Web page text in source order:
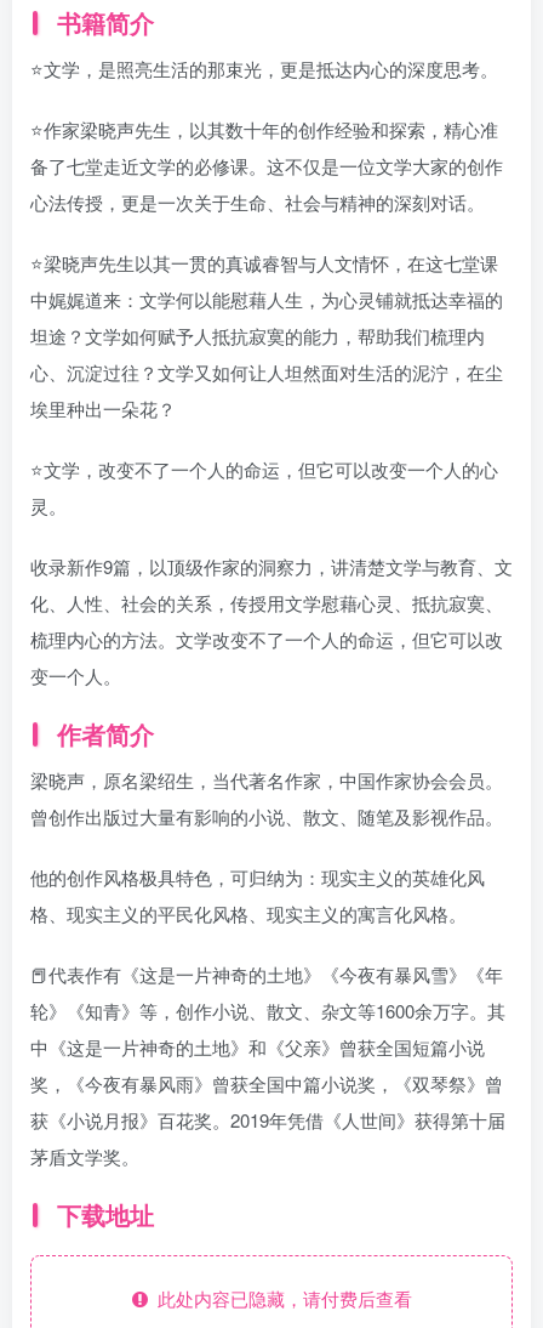
书籍简介
⭐文学，是照亮生活的那束光，更是抵达内心的深度思考。
⭐作家梁晓声先生，以其数十年的创作经验和探索，精心准
备了七堂走近文学的必修课。这不仅是一位文学大家的创作
心法传授，更是一次关于生命、社会与精神的深刻对话。
⭐梁晓声先生以其一贯的真诚睿智与人文情怀，在这七堂课
中娓娓道来：文学何以能慰藉人生，为心灵铺就抵达幸福的
坦途？文学如何赋予人抵抗寂寞的能力，帮助我们梳理内
心、沉淀过往？文学又如何让人坦然面对生活的泥泞，在尘
埃里种出一朵花？
⭐文学，改变不了一个人的命运，但它可以改变一个人的心
灵。
收录新作9篇，以顶级作家的洞察力，讲清楚文学与教育、文
化、人性、社会的关系，传授用文学慰藉心灵、抵抗寂寞、
梳理内心的方法。文学改变不了一个人的命运，但它可以改
变一个人。
作者简介
梁晓声，原名梁绍生，当代著名作家，中国作家协会会员。
曾创作出版过大量有影响的小说、散文、随笔及影视作品。
他的创作风格极具特色，可归纳为：现实主义的英雄化风
格、现实主义的平民化风格、现实主义的寓言化风格。
📕代表作有《这是一片神奇的土地》《今夜有暴风雪》《年
轮》《知青》等，创作小说、散文、杂文等1600余万字。其
中《这是一片神奇的土地》和《父亲》曾获全国短篇小说
奖，《今夜有暴风雨》曾获全国中篇小说奖，《双琴祭》曾
获《小说月报》百花奖。2019年凭借《人世间》获得第十届
茅盾文学奖。
下载地址
此处内容已隐藏，请付费后查看